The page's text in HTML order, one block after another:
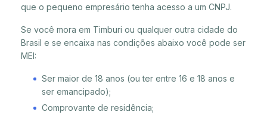
que o pequeno empresário tenha acesso a um CNPJ.
Se você mora em Timburi ou qualquer outra cidade do
Brasil e se encaixa nas condições abaixo você pode ser
MEI:
Ser maior de 18 anos (ou ter entre 16 e 18 anos e
ser emancipado);
Comprovante de residência;